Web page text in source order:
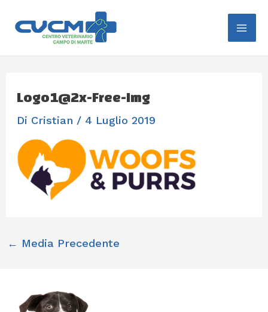
Logo1@2x-Free-Img
Di Cristian / 4 Luglio 2019
Articoli
← Media Precedente